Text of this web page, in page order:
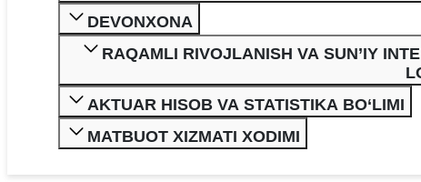
DEVONXONA
RAQAMLI RIVOJLANISH VA SUN’IY
AKTUAR HISOB VA STATISTIKA BO‘LIMI
MATBUOT XIZMATI XODIMI